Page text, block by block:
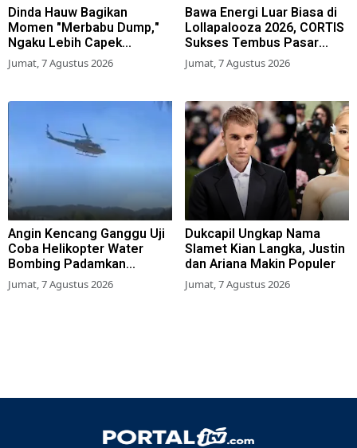
Dinda Hauw Bagikan
Momen "Merbabu Dump,"
Ngaku Lebih Capek
Dibanding Gunung Sumbing
Jumat, 7 Agustus 2026
Bawa Energi Luar Biasa di
Lollapalooza 2026, CORTIS
Sukses Tembus Pasar
Musik Global
Jumat, 7 Agustus 2026
Angin Kencang Ganggu Uji
Coba Helikopter Water
Bombing Padamkan
Kebakaran Bromo
Jumat, 7 Agustus 2026
Dukcapil Ungkap Nama
Slamet Kian Langka, Justin
dan Ariana Makin Populer
Jumat, 7 Agustus 2026